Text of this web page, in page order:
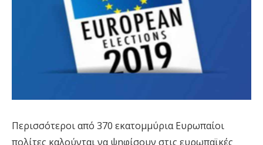
Περισσότεροι από 370 εκατομμύρια Ευρωπαίοι
πολίτες καλούνται να ψηφίσουν στις ευρωπαϊκές